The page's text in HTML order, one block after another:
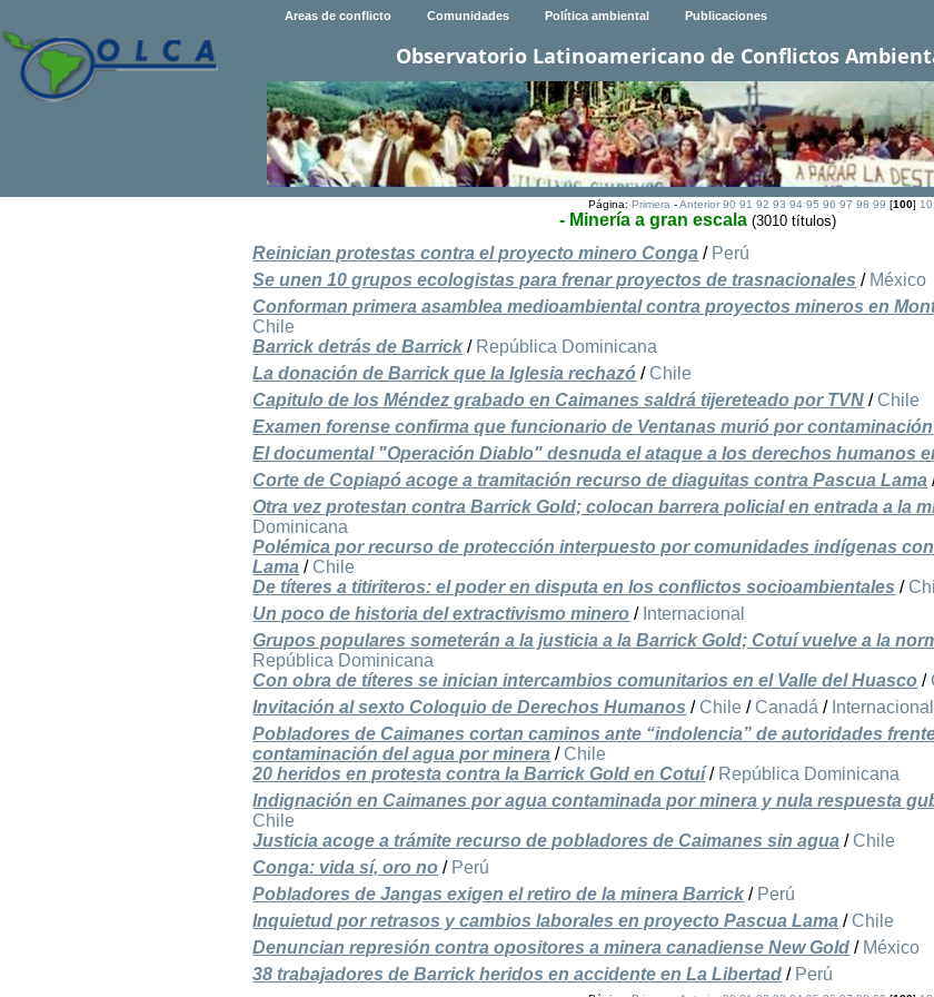
Areas de conflicto Comunidades Política ambiental Publicaciones
Observatorio Latinoamericano de Conflictos
Página: Primera-Anterior 90 91 92 93 94 95 96 97 98 99 [100]
- Minería a gran escala (3010 títulos)
Reinician protestas contra el proyecto minero Conga / Perú
Se unen 10 grupos ecologistas para frenar proyectos de trasnacionales / México
Conforman primera asamblea medioambiental contra proyectos mineros en
Chile
Barrick detrás de Barrick / República Dominicana
La donación de Barrick que la Iglesia rechazó / Chile
Capitulo de los Méndez grabado en Caimanes saldrá tijereteado por TVN / Chile
Examen forense confirma que funcionario de Ventanas murió por contaminación
El documental "Operación Diablo" desnuda el ataque a los derechos humanos
Corte de Copiapó acoge a tramitación recurso de diaguitas contra Pascua Lama
Otra vez protestan contra Barrick Gold; colocan barrera policial en entrada a la
Dominicana
Polémica por recurso de protección interpuesto por comunidades indígenas
Lama / Chile
De títeres a titiriteros: el poder en disputa en los conflictos socioambientales /
Un poco de historia del extractivismo minero / Internacional
Grupos populares someterán a la justicia a la Barrick Gold; Cotuí vuelve a la
República Dominicana
Con obra de títeres se inician intercambios comunitarios en el Valle del Huasco /
Invitación al sexto Coloquio de Derechos Humanos / Chile / Canadá / Internacional
Pobladores de Caimanes cortan caminos ante “indolencia” de autoridades
contaminación del agua por minera / Chile
20 heridos en protesta contra la Barrick Gold en Cotuí/ República Dominicana
Indignación en Caimanes por agua contaminada por minera y nula respuesta
Chile
Justicia acoge a trámite recurso de pobladores de Caimanes sin agua / Chile
Conga: vida sí, oro no / Perú
Pobladores de Jangas exigen el retiro de la minera Barrick / Perú
Inquietud por retrasos y cambios laborales en proyecto Pascua Lama / Chile
Denuncian represión contra opositores a minera canadiense New Gold / México
38 trabajadores de Barrick heridos en accidente en La Libertad / Perú